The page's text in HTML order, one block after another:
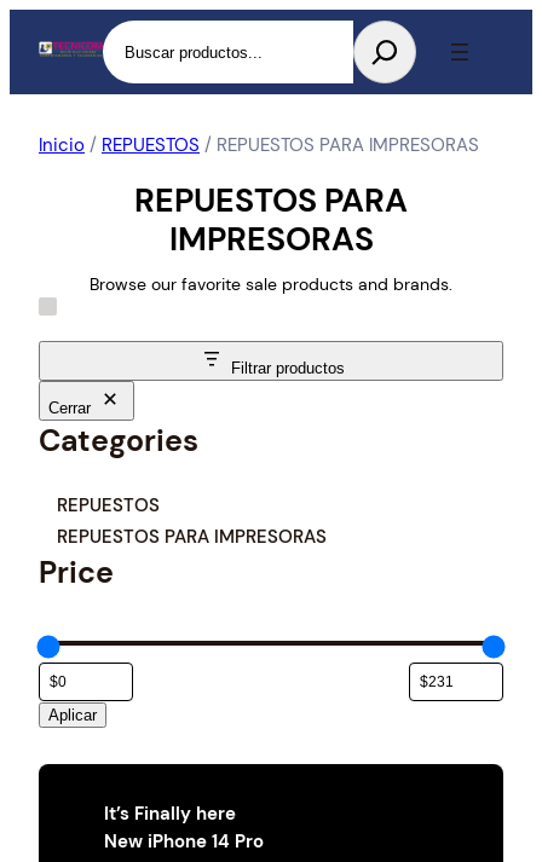
Buscar
Inicio / REPUESTOS / REPUESTOS PARA IMPRESORAS
REPUESTOS PARA
IMPRESORAS
Browse our favorite sale products and brands.
Filtrar productos
Cerrar
Categories
t
e
o
r
REPUESTOS
REPUESTOS PARA IMPRESORAS
Price
Aplicar
It’s Finally here
New iPhone 14 Pro